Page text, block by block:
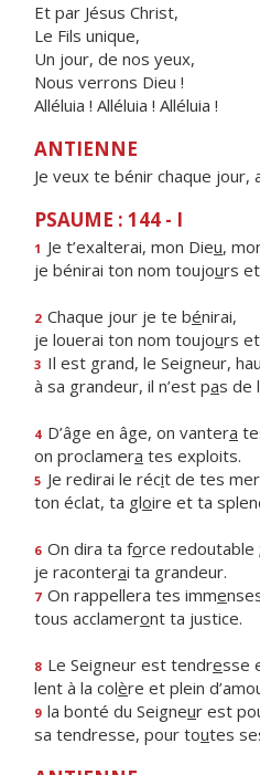
Et par Jésus Christ,
Le Fils unique,
Un jour, de nos yeux,
Nous verrons Dieu !
Alléluia ! Alléluia ! Alléluia !
ANTIENNE
Je veux te bénir chaque jour,
PSAUME : 144 - I
1 Je t’exalterai, mon Dieu,
je bénirai ton nom toujours
2 Chaque jour je te bénirai,
je louerai ton nom toujours
3 Il est grand, le Seigneur,
à sa grandeur, il n’est pas de
4 D’âge en âge, on vantera
on proclamera tes exploits.
5 Je redirai le récit de tes
ton éclat, ta gloire et ta
6 On dira ta force redoutable ;
je raconterai ta grandeur.
7 On rappellera tes imme
tous acclameront ta justice.
8 Le Seigneur est tendresse
lent à la colère et plein
9 la bonté du Seigneur est
sa tendresse, pour toutes